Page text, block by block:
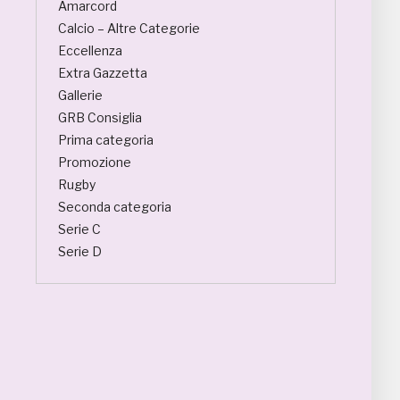
Amarcord
Calcio – Altre Categorie
Eccellenza
Extra Gazzetta
Gallerie
GRB Consiglia
Prima categoria
Promozione
Rugby
Seconda categoria
Serie C
Serie D